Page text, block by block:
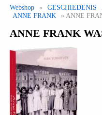
Webshop » GESCHIEDENIS
ANNE FRANK
» ANNE
ANNE FRANK